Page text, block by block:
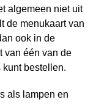
algemeen niet uit
de menukaart van
ook in de
van één van de
bestellen.
als lampen en